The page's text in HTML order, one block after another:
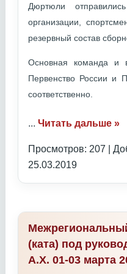
Дюртюли
организации,
резервный состав
Основная команда и
Первенство России и
соответственно.
... Читать дальше »
Просмотров: 207 |
25.03.2019
(ката) под
А.Х. 01-03 марта